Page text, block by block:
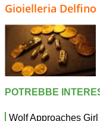
Gioielleria Delfino